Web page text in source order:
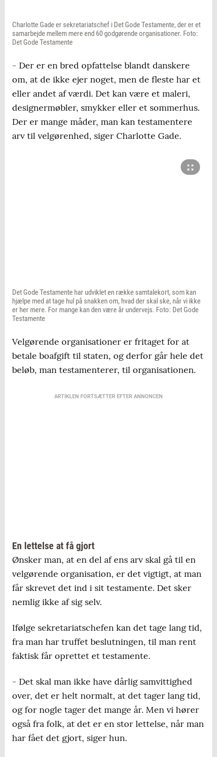
Charlotte Gade er sekretariatschef i Det Gode Testamente, der er et
samarbejde mellem mere end 60 godgørende organisationer. Foto:
Det Gode Testamente
- Der er en bred opfattelse blandt danskere
om, at de ikke ejer noget, men de fleste har et
eller andet af værdi. Det kan være et maleri,
designermøbler, smykker eller et sommerhus.
Der er mange måder, man kan testamentere
arv til velgørenhed, siger Charlotte Gade.
Det Gode Testamente har udviklet en række samtalekort, som kan
hjælpe med at tage hul på snakken om, hvad der skal ske, når vi ikke
er her mere. For mange kan den være år undervejs. Foto: Det Gode
Testamente
Velgørende organisationer er fritaget for at
betale boafgift til staten, og derfor går hele det
beløb, man testamenterer, til organisationen.
ARTIKLEN FORTSÆTTER EFTER ANNONCEN
En lettelse at få gjort
Ønsker man, at en del af ens arv skal gå til en
velgørende organisation, er det vigtigt, at man
får skrevet det ind i sit testamente. Det sker
nemlig ikke af sig selv.
Ifølge sekretariatschefen kan det tage lang tid,
fra man har truffet beslutningen, til man rent
faktisk får oprettet et testamente.
- Det skal man ikke have dårlig samvittighed
over, det er helt normalt, at det tager lang tid,
og for nogle tager det mange år. Men vi hører
også fra folk, at det er en stor lettelse, når man
har fået det gjort, siger hun.